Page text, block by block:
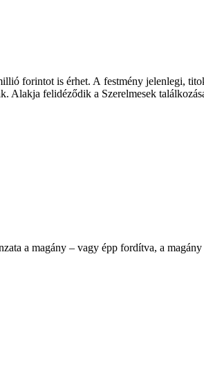
forintot is érhet. A festmény jelenlegi,
Alakja felidéződik a Szerelmesek
a magány – vagy épp fordítva, a magány